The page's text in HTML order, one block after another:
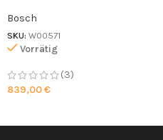
Bosch
SKU: W00571
Vorrätig
(3)
839,00€